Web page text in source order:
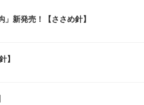
新発売！【ささめ針】
】